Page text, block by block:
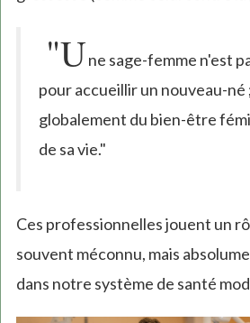
"Une sage-femme n'est
pour accueillir un nouveau-né
globalement du bien-être
de sa vie."
Ces professionnelles jouent un
souvent méconnu, mais
dans notre système de santé